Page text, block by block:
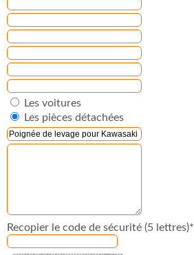
Les voitures
Les pièces détachées
Recopier le code de sécurité (5 lettres)*